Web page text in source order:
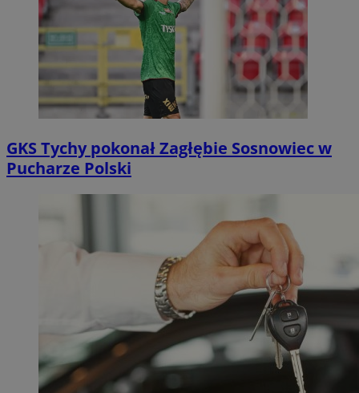
GKS Tychy pokonał Zagłębie Sosnowiec w
Pucharze Polski